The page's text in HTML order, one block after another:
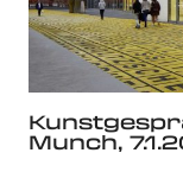
Munch,